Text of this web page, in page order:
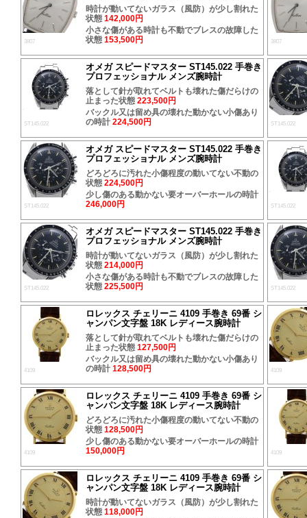
3807
時計が動いてないガラス（風防）が少し割れた
状態 142,000円
小さな傷がある時計も不動でブレスの故障した
状態 153,500円 3807
ST145.022
オメガ スピードマスター ST145.022 手巻き
プロフェッショナル メンズ腕時計
落として針が取れてベルトも壊れた傷だらけの
止まった状態 223,500円
バックル又は留め具の壊れた動かない小傷あり
の時計 224,500円 ST145.022
ST145.022
オメガ スピードマスター ST145.022 手巻き
プロフェッショナル メンズ腕時計
どろどろに汚れた小傷程度の動いてない不動の
状態 224,500円
少し傷のある動かない要オーバーホールの時計
246,000円
ST145.022
ST145.022
オメガ スピードマスター ST145.022 手巻き
プロフェッショナル メンズ腕時計
時計が動いてないガラス（風防）が少し割れた
状態 214,000円
小さな傷がある時計も不動でブレスの故障した
状態 225,500円 ST145.022
4109
ロレックス チェリーニ 4109 手巻き 69番 シ
ャンパン文字盤 18K レディース腕時計
落として針が取れてベルトも壊れた傷だらけの
止まった状態 127,500円
バックル又は留め具の壊れた動かない小傷あり
の時計 128,500円 4109
4109
ロレックス チェリーニ 4109 手巻き 69番 シ
ャンパン文字盤 18K レディース腕時計
どろどろに汚れた小傷程度の動いてない不動の
状態 128,500円
少し傷のある動かない要オーバーホールの時計
150,000円
4109
ロレックス チェリーニ 4109 手巻き 69番 シ
ャンパン文字盤 18K レディース腕時計
時計が動いてないガラス（風防）が少し割れた
状態 118,000円